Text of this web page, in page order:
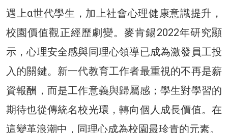
遇上α世代學生，加上社會心理健康意識提升，
校園價值觀正經歷劇變。麥肯錫2022年研究顯
示，心理安全感與同理心領導已成為激發員工投
入的關鍵。新一代教育工作者最重視的不再是薪
資報酬，而是工作意義與歸屬感；學生對學習的
期待也從傳統名校光環，轉向個人成長價值。在
這變革浪潮中，同理心成為校園最珍貴的元素。